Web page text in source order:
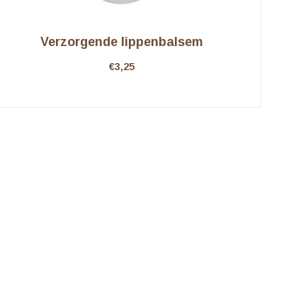
Verzorgende lippenbalsem
€3,25